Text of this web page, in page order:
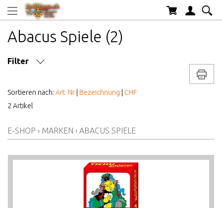
Abacus Spiele (2)
Filter
ANZAHL SPIELER
MARKE/HERSTELLER
AB WELCHEM ALTER
Sortieren nach: Art. Nr Bezeichnung
CHF
2 Artikel
E-SHOP › MARKEN › ABACUS SPIELE